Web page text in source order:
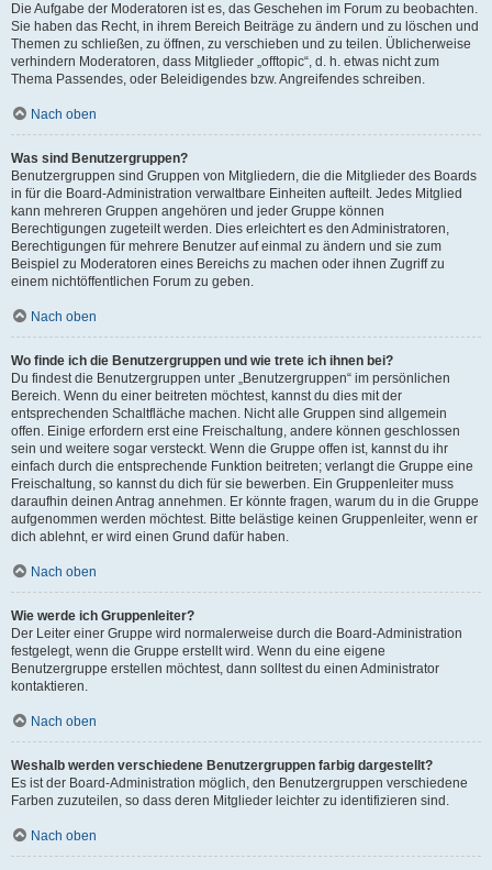
Die Aufgabe der Moderatoren ist es, das Geschehen im Forum zu beobachten.
Sie haben das Recht, in ihrem Bereich Beiträge zu ändern und zu löschen und
Themen zu schließen, zu öffnen, zu verschieben und zu teilen. Üblicherweise
verhindern Moderatoren, dass Mitglieder „offtopic“, d. h. etwas nicht zum
Thema Passendes, oder Beleidigendes bzw. Angreifendes schreiben.
Nach oben
Was sind Benutzergruppen?
Benutzergruppen sind Gruppen von Mitgliedern, die die Mitglieder des Boards
in für die Board-Administration verwaltbare Einheiten aufteilt. Jedes Mitglied
kann mehreren Gruppen angehören und jeder Gruppe können
Berechtigungen zugeteilt werden. Dies erleichtert es den Administratoren,
Berechtigungen für mehrere Benutzer auf einmal zu ändern und sie zum
Beispiel zu Moderatoren eines Bereichs zu machen oder ihnen Zugriff zu
einem nichtöffentlichen Forum zu geben.
Nach oben
Wo finde ich die Benutzergruppen und wie trete ich ihnen bei?
Du findest die Benutzergruppen unter „Benutzergruppen“ im persönlichen
Bereich. Wenn du einer beitreten möchtest, kannst du dies mit der
entsprechenden Schaltfläche machen. Nicht alle Gruppen sind allgemein
offen. Einige erfordern erst eine Freischaltung, andere können geschlossen
sein und weitere sogar versteckt. Wenn die Gruppe offen ist, kannst du ihr
einfach durch die entsprechende Funktion beitreten; verlangt die Gruppe eine
Freischaltung, so kannst du dich für sie bewerben. Ein Gruppenleiter muss
daraufhin deinen Antrag annehmen. Er könnte fragen, warum du in die Gruppe
aufgenommen werden möchtest. Bitte belästige keinen Gruppenleiter, wenn er
dich ablehnt, er wird einen Grund dafür haben.
Nach oben
Wie werde ich Gruppenleiter?
Der Leiter einer Gruppe wird normalerweise durch die Board-Administration
festgelegt, wenn die Gruppe erstellt wird. Wenn du eine eigene
Benutzergruppe erstellen möchtest, dann solltest du einen Administrator
kontaktieren.
Nach oben
Weshalb werden verschiedene Benutzergruppen farbig dargestellt?
Es ist der Board-Administration möglich, den Benutzergruppen verschiedene
Farben zuzuteilen, so dass deren Mitglieder leichter zu identifizieren sind.
Nach oben